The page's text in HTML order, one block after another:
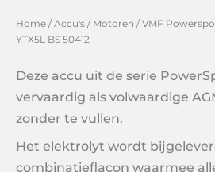
Home /Accu's / Motoren /VMF
YTX5L BS 50412
Deze accu uit de serie
vervaardig als volwaardige
zonder te vullen.
Het elektrolyt wordt
combinatieflacon waarmee